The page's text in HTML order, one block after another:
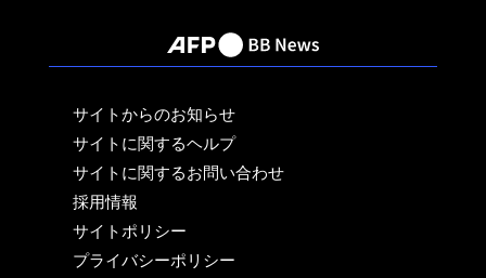
サイトからのお知らせ
サイトに関するヘルプ
サイトに関するお問い合わせ
採用情報
サイトポリシー
プライバシーポリシー